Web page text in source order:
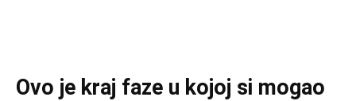
Ovo je kraj faze u kojoj si mogao